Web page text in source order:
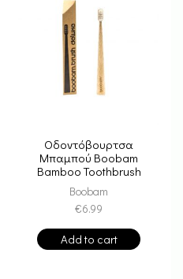
Οδοντόβουρτσα
Μπαμπού Boobam
Bamboo Toothbrush
Deluxe – White Soft
Boobam
€6.99
Add to cart